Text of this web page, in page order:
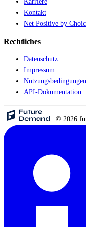
Karriere
Kontakt
Net Positive by
Rechtliches
Datenschutz
Impressum
Nutzungsbedingungen
API-Dokumentation
© 2026